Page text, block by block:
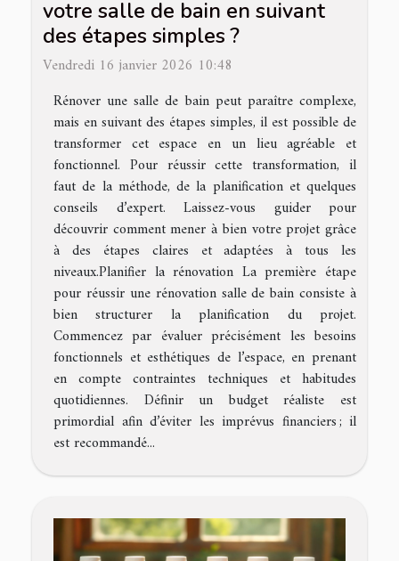
votre salle de bain en suivant
des étapes simples ?
Vendredi 16 janvier 2026 10:48
Rénover une salle de bain peut paraître complexe,
mais en suivant des étapes simples, il est possible de
transformer cet espace en un lieu agréable et
fonctionnel. Pour réussir cette transformation, il
faut de la méthode, de la planification et quelques
conseils d’expert. Laissez-vous guider pour
découvrir comment mener à bien votre projet grâce
à des étapes claires et adaptées à tous les
niveaux.Planifier la rénovation La première étape
pour réussir une rénovation salle de bain consiste à
bien structurer la planification du projet.
Commencez par évaluer précisément les besoins
fonctionnels et esthétiques de l’espace, en prenant
en compte contraintes techniques et habitudes
quotidiennes. Définir un budget réaliste est
primordial afin d’éviter les imprévus financiers ; il
est recommandé...